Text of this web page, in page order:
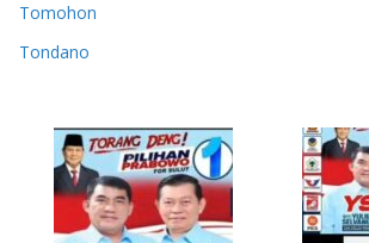
Tomohon
Tondano